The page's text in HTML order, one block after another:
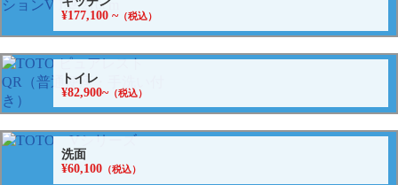
¥177,100 ~（税込）
トイレ
¥82,900~（税込）
洗面
¥60,100（税込）